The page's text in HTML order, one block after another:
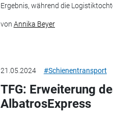
Ergebnis, während die
von Annika Beyer
21.05.2024 #Schienentransport
TFG: Erweiterung
AlbatrosExpress